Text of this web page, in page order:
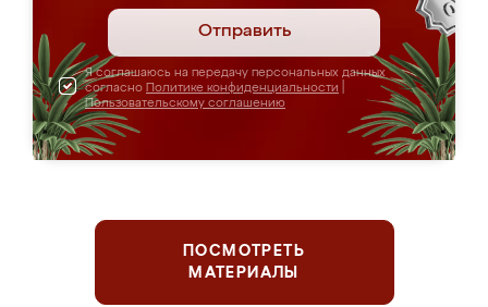
Отправить
Я соглашаюсь на передачу персональных данных
согласно Политике конфиденциальности
Пользовательскому соглашению
ПОСМОТРЕТЬ
МАТЕРИАЛЫ